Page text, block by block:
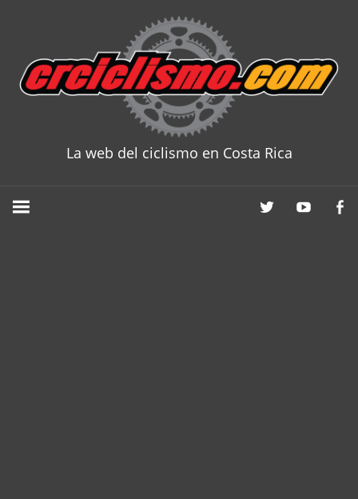
content
La web del ciclismo en Costa Rica